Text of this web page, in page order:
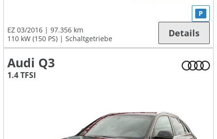
EZ 03/2016
97.356 km
110 kW (150 PS)
Schaltgetriebe
P
Details
Audi Q3
1.4 TFSI